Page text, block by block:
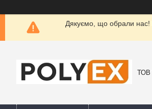
Дякуємо, що обрали нас!
ТОВ